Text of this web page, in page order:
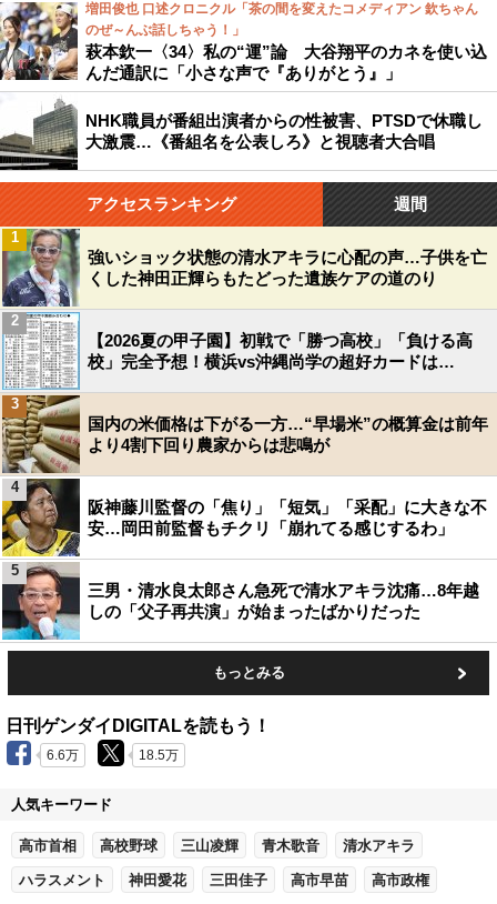
増田俊也 口述クロニクル「茶の間を変えたコメディアン 欽ちゃん
のぜ～んぶ話しちゃう！」
萩本欽一〈34〉私の“運”論 大谷翔平のカネを使い込
んだ通訳に「小さな声で『ありがとう』」
NHK職員が番組出演者からの性被害、PTSDで休職し
大激震…《番組名を公表しろ》と視聴者大合唱
アクセスランキング 週間
強いショック状態の清水アキラに心配の声…子供を亡
くした神田正輝らもたどった遺族ケアの道のり
1
【2026夏の甲子園】初戦で「勝つ高校」「負ける高
校」完全予想！横浜vs沖縄尚学の超好カードは…
2
国内の米価格は下がる一方…“早場米”の概算金は前年
より4割下回り農家からは悲鳴が
3
阪神藤川監督の「焦り」「短気」「采配」に大きな不
安…岡田前監督もチクリ「崩れてる感じするわ」
4
三男・清水良太郎さん急死で清水アキラ沈痛…8年越
しの「父子再共演」が始まったばかりだった
5
もっとみる
日刊ゲンダイDIGITALを読もう！
6.6万 18.5万
人気キーワード
高市首相 高校野球 三山凌輝 青木歌音 清水アキラ
ハラスメント 神田愛花 三田佳子 高市早苗 高市政権